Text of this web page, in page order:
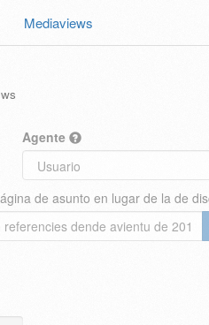
Mediaviews
Agente
de asunto en lugar de la de